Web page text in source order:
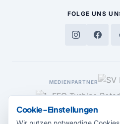
FOLGE UNS
MEDIENPARTNER
Cookie-Einstellungen